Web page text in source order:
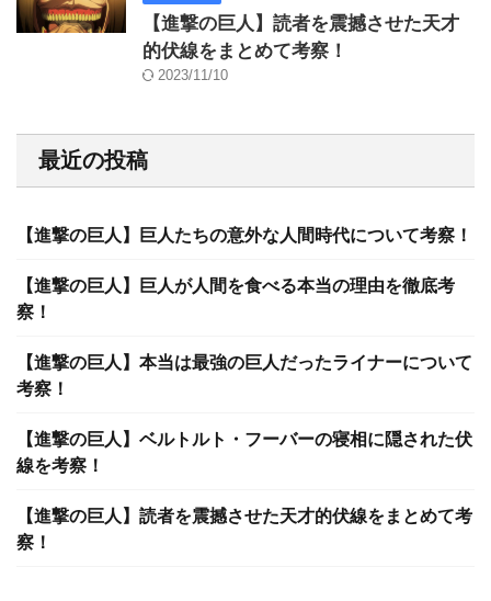
【進撃の巨人】読者を震撼させた天才
的伏線をまとめて考察！
2023/11/10
最近の投稿
【進撃の巨人】巨人たちの意外な人間時代について考察！
【進撃の巨人】巨人が人間を食べる本当の理由を徹底考
察！
【進撃の巨人】本当は最強の巨人だったライナーについて
考察！
【進撃の巨人】ベルトルト・フーバーの寝相に隠された伏
線を考察！
【進撃の巨人】読者を震撼させた天才的伏線をまとめて考
察！